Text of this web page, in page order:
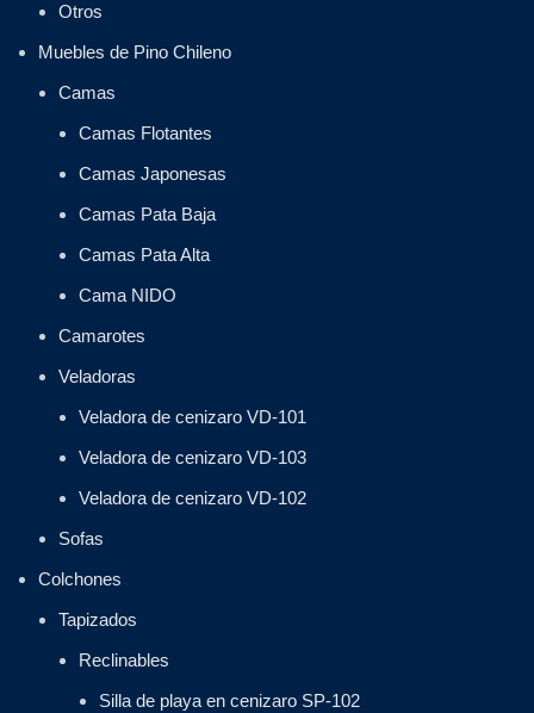
Otros
Muebles de Pino Chileno
Camas
Camas Flotantes
Camas Japonesas
Camas Pata Baja
Camas Pata Alta
Cama NIDO
Camarotes
Veladoras
Veladora de cenizaro VD-101
Veladora de cenizaro VD-103
Veladora de cenizaro VD-102
Sofas
Colchones
Tapizados
Reclinables
Silla de playa en cenizaro SP-102